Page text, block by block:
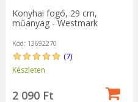
Konyhai fogó, 29 cm,
műanyag - Westmark
Kód: 13692270
(7)
Készleten
2 090 Ft